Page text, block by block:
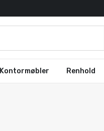
Kontormøbler Renhold